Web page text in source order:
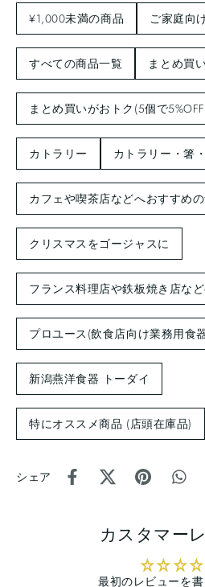
¥1,000未満の商品 ご家庭向
すべての商品一覧 まとめ買
まとめ買いがおトク(5個で
カトラリー カトラリー・箸
カフェや喫茶店などへおすすめ
クリスマスをゴージャスに
フランス料理店や鉄板焼き店な
プロユース(飲食店向け業務用食
新潟燕洋食器 トーダイ
特にオススメ商品 (店頭在庫品)
シェア
カスタマー
最初のレビューを